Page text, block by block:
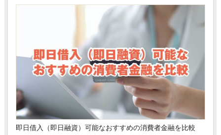
即日借入（即日融資）可能なおすすめの消費者金融を比較